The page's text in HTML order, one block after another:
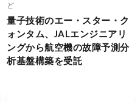
ど
量子技術のエー・スター・ク
ォンタム、JALエンジニアリ
ングから航空機の故障予測分
析基盤構築を受託